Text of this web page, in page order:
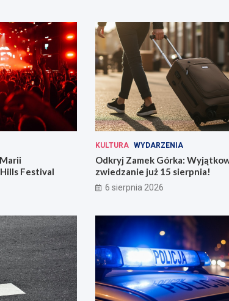
Festival
KULTURA WYDARZENIA
Odkryj Zamek Górka:
zwiedzanie już 15 sierpnia!
6 sierpnia 2026